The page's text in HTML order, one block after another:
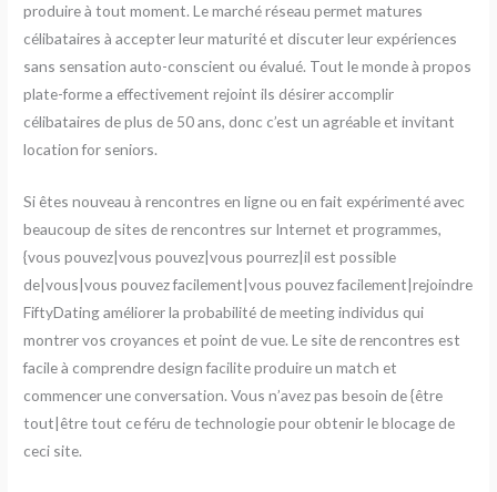
produire à tout moment. Le marché réseau permet matures
célibataires à accepter leur maturité et discuter leur expériences
sans sensation auto-conscient ou évalué. Tout le monde à propos
plate-forme a effectivement rejoint ils désirer accomplir
célibataires de plus de 50 ans, donc c’est un agréable et invitant
location for seniors.
Si êtes nouveau à rencontres en ligne ou en fait expérimenté avec
beaucoup de sites de rencontres sur Internet et programmes,
{vous pouvez|vous pouvez|vous pourrez|il est possible
de|vous|vous pouvez facilement|vous pouvez facilement|rejoindre
FiftyDating améliorer la probabilité de meeting individus qui
montrer vos croyances et point de vue. Le site de rencontres est
facile à comprendre design facilite produire un match et
commencer une conversation. Vous n’avez pas besoin de {être
tout|être tout ce féru de technologie pour obtenir le blocage de
ceci site.